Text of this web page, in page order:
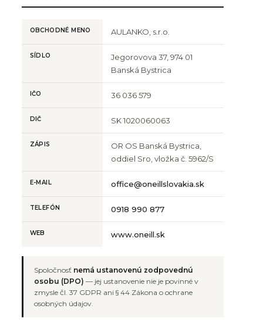
OBCHODNÉ MENO AULANKO, s.r.o.
SÍDLO
Jegorovova 37, 974 01
Banská Bystrica
IČO 36 036 579
DIČ SK 1020060063
ZÁPIS
OR OS Banská Bystrica,
oddiel Sro, vložka č. 5962/S
E-MAIL office@oneillslovakia.sk
TELEFÓN 0918 990 877
WEB www.oneill.sk
Spoločnosť nemá ustanovenú zodpovednú
osobu (DPO) — jej ustanovenie nie je povinné v
zmysle čl. 37 GDPR ani § 44 Zákona o ochrane
osobných údajov.